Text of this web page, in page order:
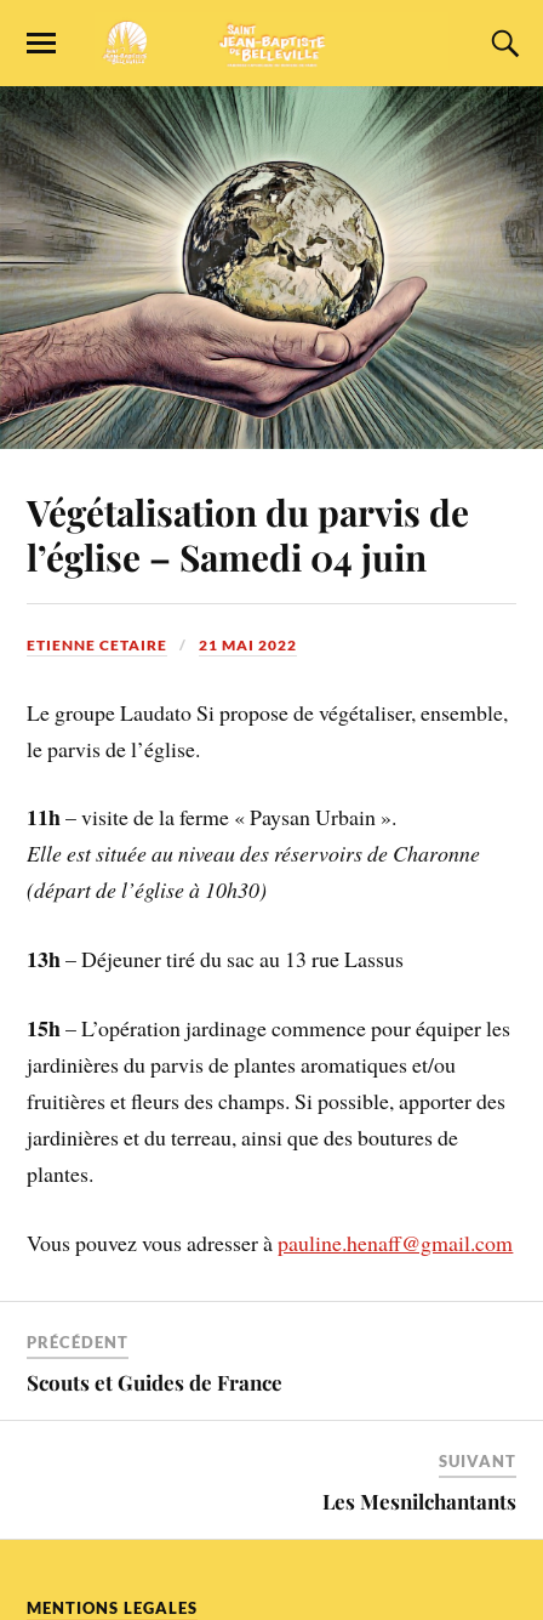
Végétalisation du parvis de
l’église – Samedi 04 juin
ETIENNE CETAIRE 21 MAI 2022
Le groupe Laudato Si propose de végétaliser, ensemble,
le parvis de l’église.
11h– visite de la ferme « Paysan Urbain ».
Elle est située au niveau des réservoirs de Charonne
(départ de l’église à 10h30)
13h– Déjeuner tiré du sac au 13 rue Lassus
15h– L’opération jardinage commence pour équiper les
jardinières du parvis de plantes aromatiques et/ou
fruitières et fleurs des champs. Si possible, apporter des
jardinières et du terreau, ainsi que des boutures de
plantes.
Vous pouvez vous adresser àpauline.henaff@gmail.com
PRÉCÉDENT
Scouts et Guides de France
SUIVANT
Les Mesnilchantants
MENTIONS LEGALES